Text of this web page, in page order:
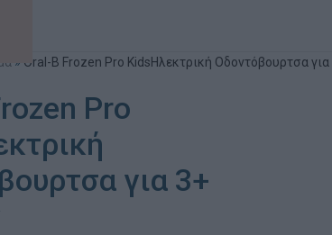
» Oral-B Frozen Pro KidsΗλεκτρική Οδοντόβουρτσα
Pro
για 3+